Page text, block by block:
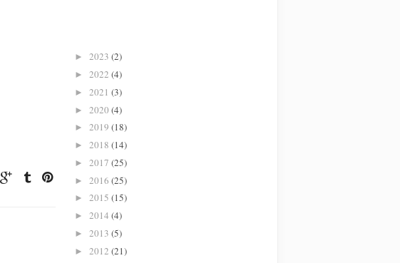
► 2023 (2)
► 2022 (4)
► 2021 (3)
► 2020 (4)
► 2019 (18)
► 2018 (14)
► 2017 (25)
► 2016 (25)
► 2015 (15)
► 2014 (4)
► 2013 (5)
► 2012 (21)